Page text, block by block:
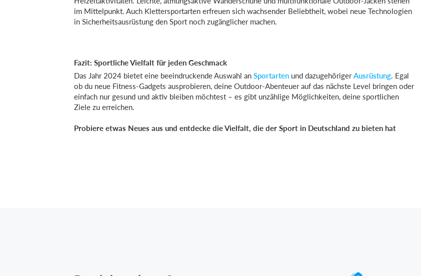
im Mittelpunkt. Auch Klettersportarten erfreuen sich wachsender Beliebtheit, wobei neue Technologien
in Sicherheitsausrüstung den Sport noch zugänglicher machen.
Fazit: Sportliche Vielfalt für jeden Geschmack
Das Jahr 2024 bietet eine beeindruckende Auswahl an Sportarten und dazugehörigerAusrüstung. Egal
ob du neue Fitness-Gadgets ausprobieren, deine Outdoor-Abenteuer auf das nächste Level bringen oder
einfach nur gesund und aktiv bleiben möchtest – es gibt unzählige Möglichkeiten, deine sportlichen
Ziele zu erreichen.
Probiere etwas Neues aus und entdecke die Vielfalt, die der Sport in Deutschland zu bieten hat